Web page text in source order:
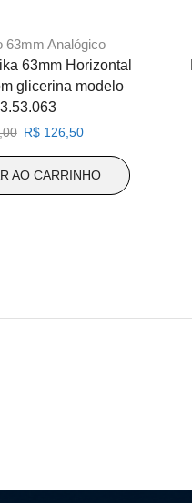
63mm Analógico
63mm Horizontal
glicerina modelo
O
original
R$126,50O
atual
AO CARRINHO